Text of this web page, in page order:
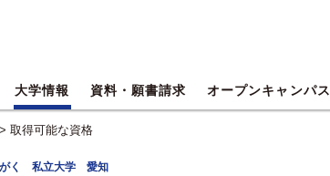
大学情報 資料・願書請求 オープンキャンパス
> 取得可能な資格
がく 私立大学 愛知